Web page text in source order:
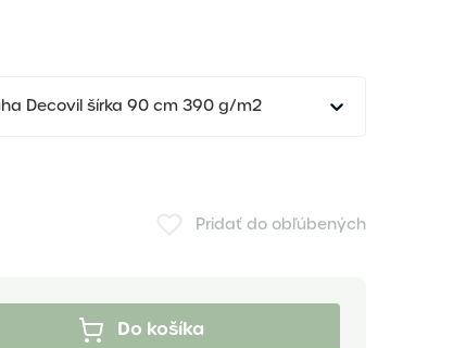
Decovil šírka 90 cm 390 g/m2
Pridať do obľúbených
Do košíka